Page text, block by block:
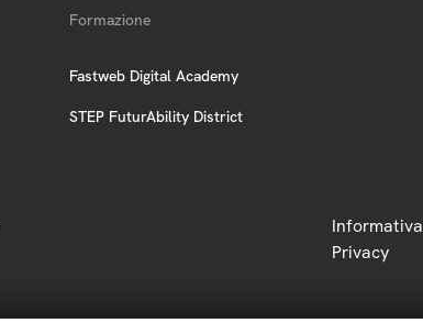
Formazione
Fastweb Digital Academy
STEP FuturAbility District
Informativa
Privacy